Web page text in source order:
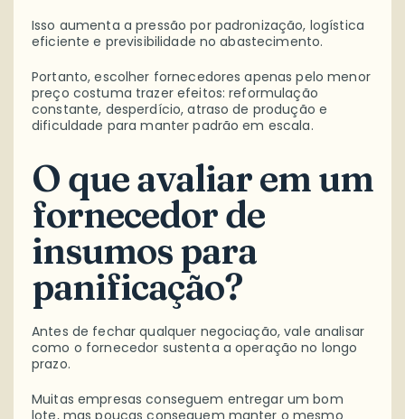
Isso aumenta a pressão por padronização, logística
eficiente e previsibilidade no abastecimento.
Portanto, escolher fornecedores apenas pelo menor
preço costuma trazer efeitos: reformulação
constante, desperdício, atraso de produção e
dificuldade para manter padrão em escala.
O que avaliar em um
fornecedor de
insumos para
panificação?
Antes de fechar qualquer negociação, vale analisar
como o fornecedor sustenta a operação no longo
prazo.
Muitas empresas conseguem entregar um bom
lote, mas poucas conseguem manter o mesmo